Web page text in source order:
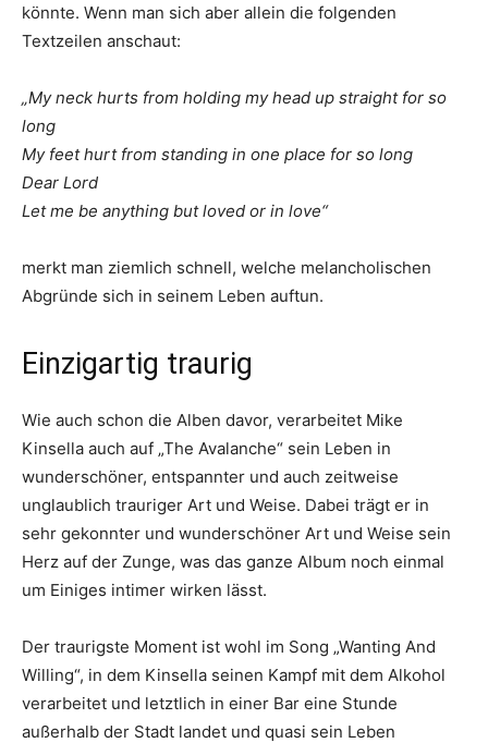
könnte. Wenn man sich aber allein die folgenden
Textzeilen anschaut:
„My neck hurts from holding my head up straight for so
long
My feet hurt from standing in one place for so long
Dear Lord
Let me be anything but loved or in love“
merkt man ziemlich schnell, welche melancholischen
Abgründe sich in seinem Leben auftun.
Einzigartig traurig
Wie auch schon die Alben davor, verarbeitet Mike
Kinsella auch auf „The Avalanche“ sein Leben in
wunderschöner, entspannter und auch zeitweise
unglaublich trauriger Art und Weise. Dabei trägt er in
sehr gekonnter und wunderschöner Art und Weise sein
Herz auf der Zunge, was das ganze Album noch einmal
um Einiges intimer wirken lässt.
Der traurigste Moment ist wohl im Song „Wanting And
Willing“, in dem Kinsella seinen Kampf mit dem Alkohol
verarbeitet und letztlich in einer Bar eine Stunde
außerhalb der Stadt landet und quasi sein Leben